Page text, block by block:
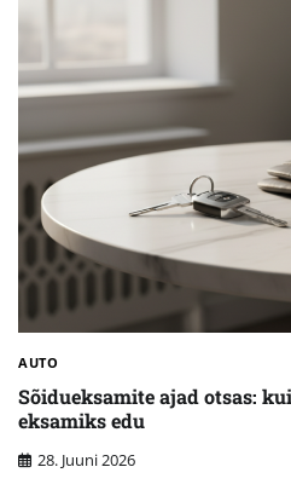
AUTO
Sõidueksamite ajad otsas:
eksamiks edu
28. Juuni 2026